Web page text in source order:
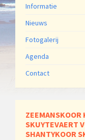
Informatie
Nieuws
Fotogalerij
Agenda
Contact
ZEEMANSKOOR
SKUYTEVAERT
SHANTYKOOR